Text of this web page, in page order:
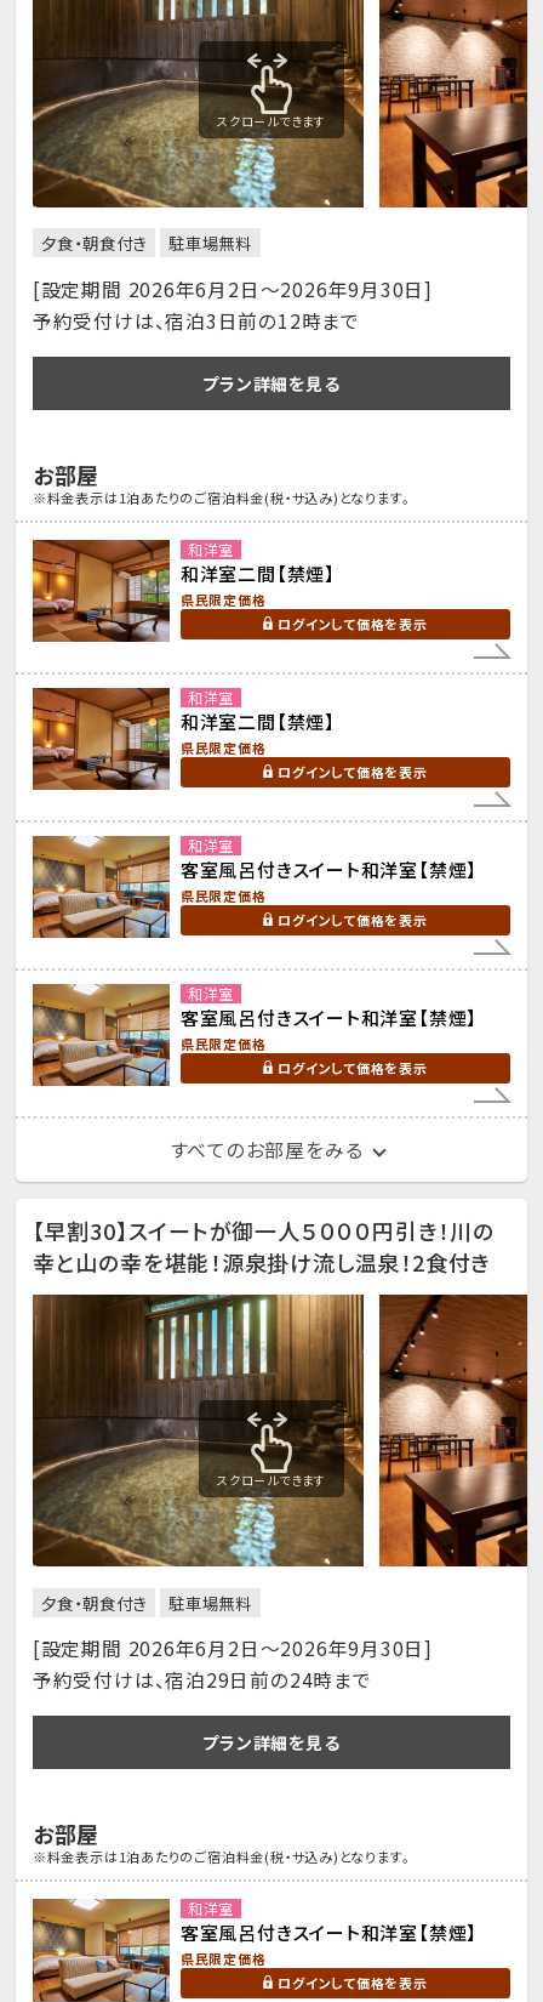
スクロールできます
夕食・朝食付き 駐車場無料
[設定期間 2026年6月2日～2026年9月30日]
予約受付けは、宿泊3日前の12時まで
プラン詳細を見る
お部屋
※料金表示は1泊あたりのご宿泊料金(税・サ込み)となります。
和洋室
和洋室二間【禁煙】
県民限定価格
ログインして価格を表示
和洋室
和洋室二間【禁煙】
県民限定価格
ログインして価格を表示
和洋室
客室風呂付きスイート和洋室【禁煙】
県民限定価格
ログインして価格を表示
和洋室
客室風呂付きスイート和洋室【禁煙】
県民限定価格
ログインして価格を表示
すべてのお部屋をみる
【早割30】スイートが御一人５０００円引き！川の
幸と山の幸を堪能！源泉掛け流し温泉！2食付き
スクロールできます
夕食・朝食付き 駐車場無料
[設定期間 2026年6月2日～2026年9月30日]
予約受付けは、宿泊29日前の24時まで
プラン詳細を見る
お部屋
※料金表示は1泊あたりのご宿泊料金(税・サ込み)となります。
和洋室
客室風呂付きスイート和洋室【禁煙】
県民限定価格
ログインして価格を表示